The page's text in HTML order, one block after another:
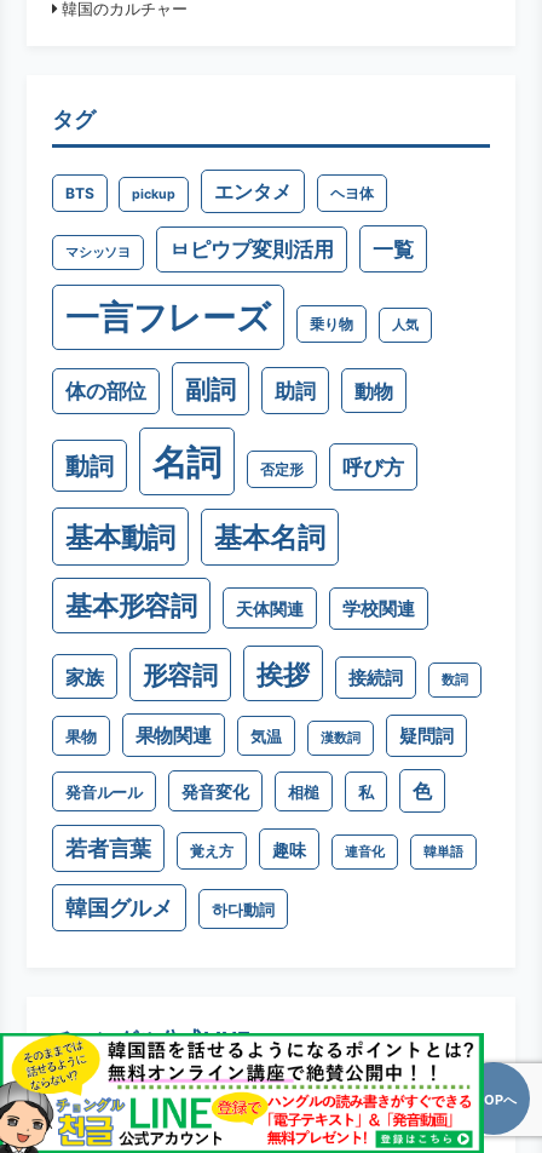
韓国のカルチャー
タグ
BTS pickup エンタメ ヘヨ体
マシッソヨ ㅂピウプ変則活用 一覧
一言フレーズ 乗り物 人気
体の部位 副詞 助詞 動物
動詞 名詞 否定形 呼び方
基本動詞 基本名詞
基本形容詞 天体関連 学校関連
家族 形容詞 挨拶 接続詞 数詞
果物 果物関連 気温 漢数詞 疑問詞
発音ルール 発音変化 相槌 私 色
若者言葉 覚え方 趣味 連音化 韓単語
韓国グルメ 하다動詞
チョングル公式LINE
TOPへ